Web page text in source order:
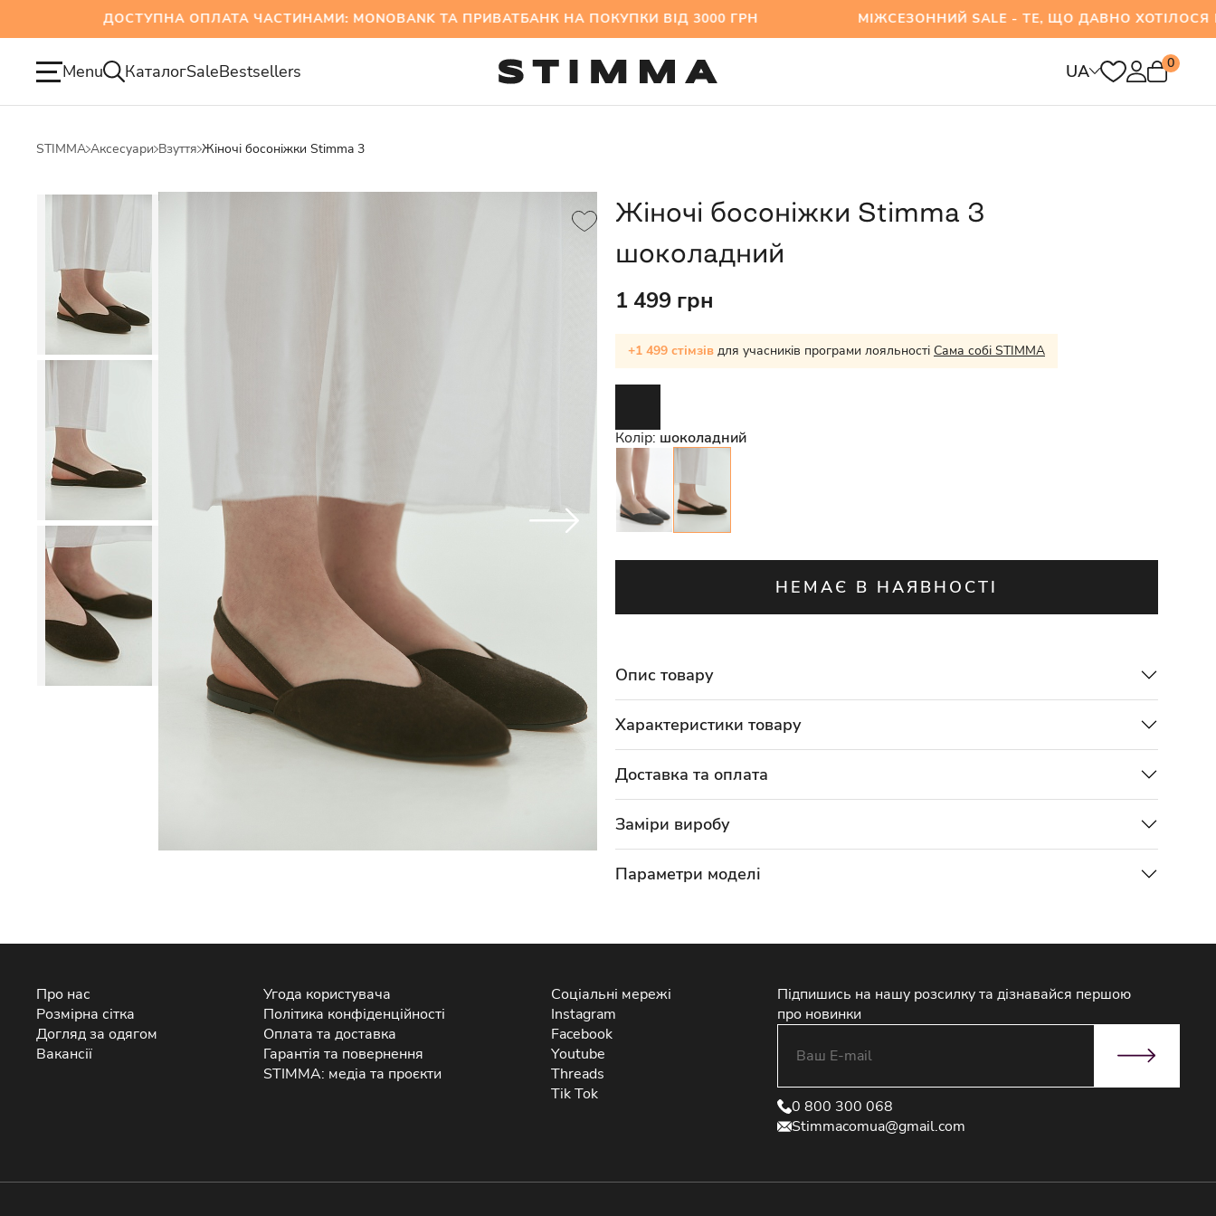
ДОСТУПНА ОПЛАТА ЧАСТИНАМИ: MONOBANK ТА ПРИВАТБАНК НА ПОКУПКИ ВІД 3000 ГРН МІЖСЕЗОННИЙ SALE - ТЕ, ЩО ДАВНО ХОТІЛОСЯ
Menu КаталогSaleBestsellers UA 0
STIMMA Аксесуари Взуття Жіночі босоніжки Stimma 3
Жіночі босоніжки Stimma 3
шоколадний
1 499 грн
+1 499 стімзів для учасників програми лояльності Сама собі STIMMA
Колір: шоколадний
НЕМАЄ В НАЯВНОСТІ
Опис товару
Характеристики товару
Доставка та оплата
Заміри виробу
Параметри моделі
Про нас
Розмірна сітка
Догляд за одягом
Вакансії
Угода користувача
Політика конфіденційності
Оплата та доставка
Гарантія та повернення
STIMMA: медіа та проєкти
Соціальні мережі
Instagram
Facebook
Youtube
Threads
Tik Tok
Підпишись на нашу розсилку та дізнавайся першою
про новинки
0 800 300 068
Stimmacomua@gmail.com